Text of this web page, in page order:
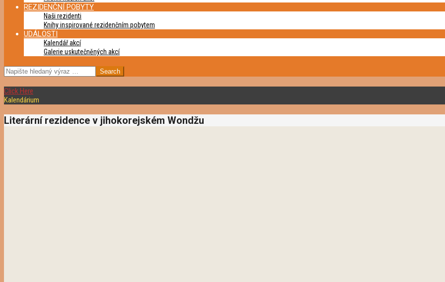
REZIDENČNÍ POBYTY
Naši rezidenti
Knihy inspirované rezidenčním pobytem
UDÁLOSTI
Kalendář akcí
Galerie uskutečněných akcí
SEARCH
Click Here
Kalendárium
Literární rezidence v jihokorejském Wondžu